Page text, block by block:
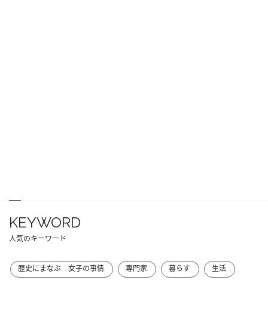
KEYWORD
人気のキーワード
歴史にまなぶ 女子の事情 専門家 暮らす 生活